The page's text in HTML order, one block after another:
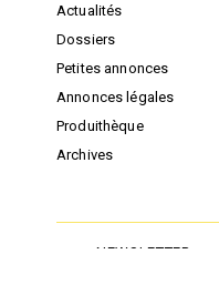
Actualités
Dossiers
Petites annonces
Annonces légales
Produithèque
Archives
NEWSLETTER